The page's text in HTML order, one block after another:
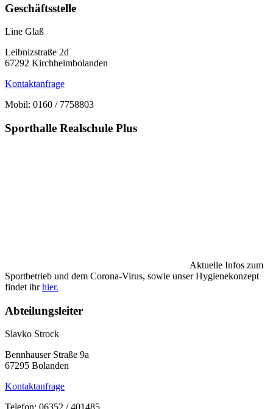
Geschäftsstelle
Line Glaß
Leibnizstraße 2d
67292 Kirchheimbolanden
Kontaktanfrage
Mobil: 0160 / 7758803
Sporthalle Realschule Plus
Aktuelle Infos zum
Sportbetrieb und dem Corona-Virus, sowie unser Hygienekonzept
findet ihrhier.
Abteilungsleiter
Slavko Strock
Bennhauser Straße 9a
67295 Bolanden
Kontaktanfrage